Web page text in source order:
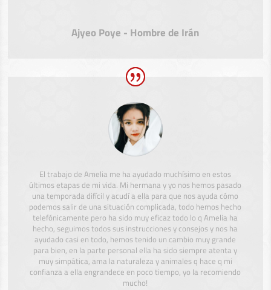
Ajyeo Poye - Hombre de Irán
El trabajo de Amelia me ha ayudado muchísimo en estos
últimos etapas de mi vida. Mi hermana y yo nos hemos pasado
una temporada difícil y acudí a ella para que nos ayuda cómo
podemos salir de una situación complicada, todo hemos hecho
telefónicamente pero ha sido muy eficaz todo lo q Amelia ha
hecho, seguimos todos sus instrucciones y consejos y nos ha
ayudado casi en todo, hemos tenido un cambio muy grande
para bien, en la parte personal ella ha sido siempre atenta y
muy simpática, ama la naturaleza y animales q hace q mi
confianza a ella engrandece en poco tiempo, yo la recomiendo
mucho!